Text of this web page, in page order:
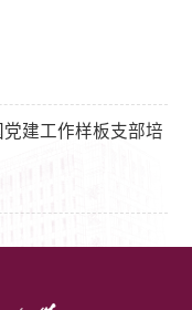
建工作样板支部培